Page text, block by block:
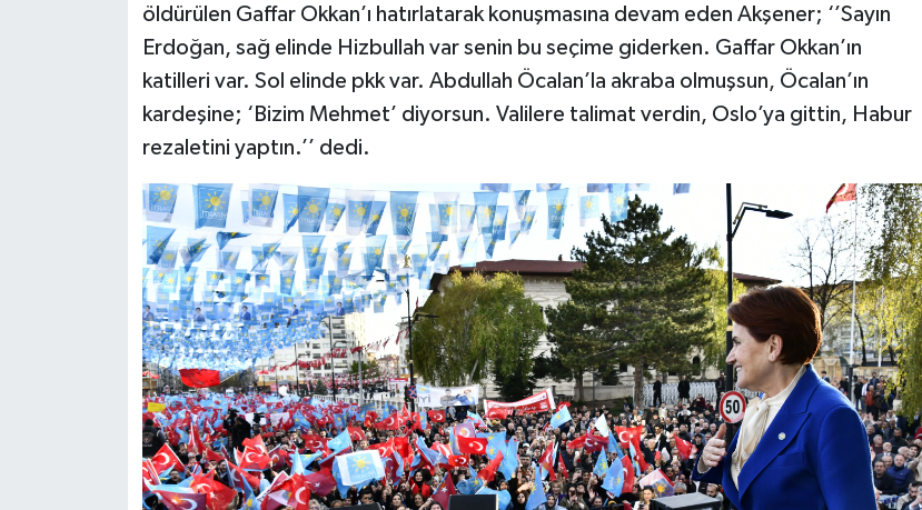
öldürülen Gaffar Okkan’ı hatırlatarak konuşmasına devam eden Akşener; ‘’Sayın
Erdoğan, sağ elinde Hizbullah var senin bu seçime giderken. Gaffar Okkan’ın
katilleri var. Sol elinde pkk var. Abdullah Öcalan’la akraba olmuşsun, Öcalan’ın
kardeşine; ‘Bizim Mehmet’ diyorsun. Valilere talimat verdin, Oslo’ya gittin, Habur
rezaletini yaptın.’’ dedi.